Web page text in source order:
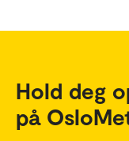
Hold deg
på